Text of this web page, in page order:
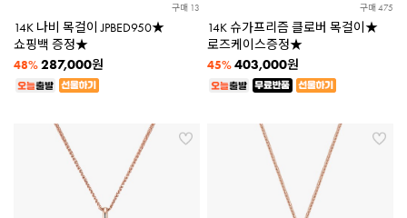
구매 13
14K 나비 목걸이 JPBED950★
쇼핑백 증정★
48% 287,000원
구매 475
14K 슈가프리즘 클로버 목걸이★
로즈케이스증정★
45% 403,000원